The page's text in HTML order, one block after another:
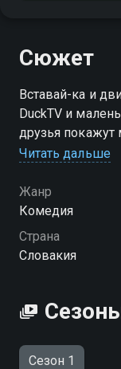
Сюжет
Вставай-ка и
DuckTV и
друзья
которые будут
зарядка тоже не
Посмотреть
можете
Читать дальше
Жанр
Комедия
Страна
Словакия
Сезон 1